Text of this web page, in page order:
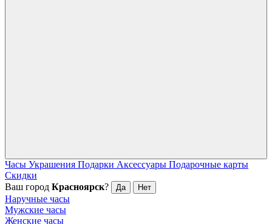
Часы Украшения Подарки Аксессуары Подарочные карты
Скидки
Ваш город Красноярск? Да Нет
Наручные часы
Мужские часы
Женские часы